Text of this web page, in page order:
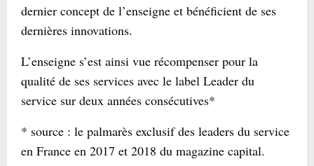
dernier concept de l’enseigne et bénéficient de ses
dernières innovations.
L’enseigne s’est ainsi vue récompenser pour la
qualité de ses services avec le label Leader du
service sur deux années consécutives*
* source : le palmarès exclusif des leaders du service
en France en 2017 et 2018 du magazine capital.